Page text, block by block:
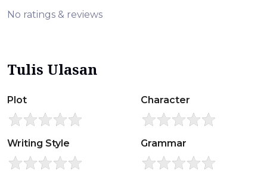
No ratings & reviews
Tulis Ulasan
Plot Character
Writing Style Grammar